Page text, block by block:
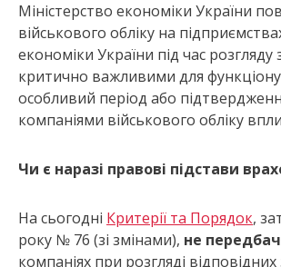
Міністерство економіки України
військового обліку на
економіки України під час
критично важливими для
особливий період або
компаніями військового обліку
Чи є наразі правові підстави
На сьогодні Критерії та Порядок,
року № 76 (зі змінами), не
компаніях при розгляді